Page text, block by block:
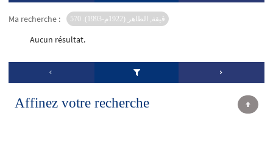
Ma recherche : قيقة, الطاهر (1922م-1993). 570
Aucun résultat.
Affinez votre recherche